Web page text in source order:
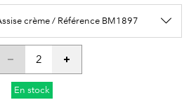
crème / Référence BM1897
En stock